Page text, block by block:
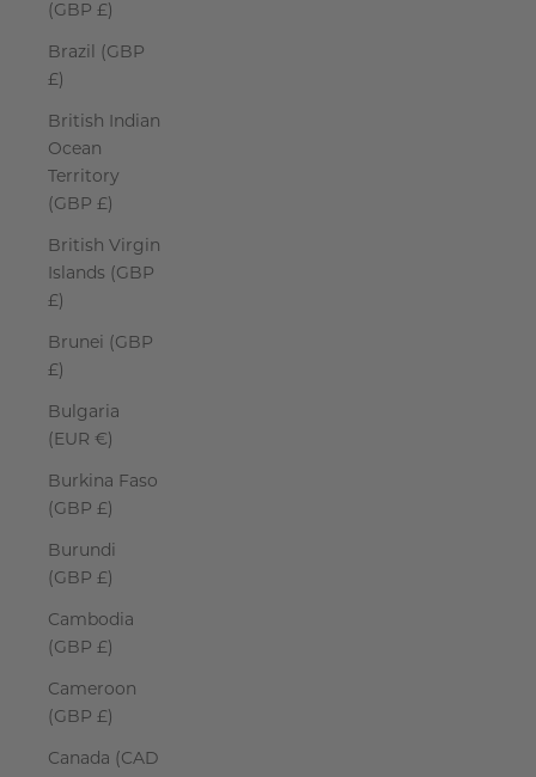
(GBP £)
Brazil (GBP
£)
British Indian
Ocean
Territory
(GBP £)
British Virgin
Islands (GBP
£)
Brunei (GBP
£)
Bulgaria
(EUR €)
Burkina Faso
(GBP £)
Burundi
(GBP £)
Cambodia
(GBP £)
Cameroon
(GBP £)
Canada (CAD